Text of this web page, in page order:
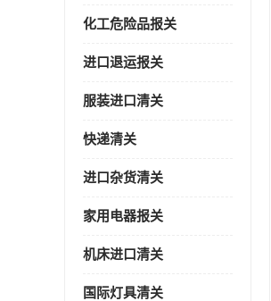
化工危险品报关
进口退运报关
服装进口清关
快递清关
进口杂货清关
家用电器报关
机床进口清关
国际灯具清关